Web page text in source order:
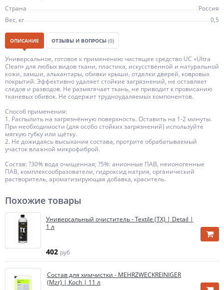
Страна
Россия
Вес, кг
0,5
ОПИСАНИЕ ОТЗЫВЫ И ВОПРОСЫ (0)
Универсальное, готовое к применению чистящее средство UC «Ultra
Clean» для любых видов ткани, пластика, искусственной и натуральной
кожи, замши, алькантары, обивки крыши, отделки дверей, ковровых
покрытий. Эффективно удаляет стойкие загрязнений, не оставляет
следов и разводов. Не размягячает ткань, не приводит к провисанию
тканевых обивок. Не содержит трудноудаляемых компонентов.
Способ применения:
1. Распылить на загрязнённую поверхность. Оставить на 1-2 минуты.
При необходимости (для особо стойких загрязнений) используйте
мягкую губку или щётку.
2. Не дожидаясь высыхания состава, протрите обрабатываемый
участок влажной микрофиброй.
Состав: ?30% вода очищенная; ?5%: анионные ПАВ, неионогенные
ПАВ, комплексообразователи, гидроксид натрия, органический
растворитель, ароматизирующая добавка, краситель.
Похожие товары
Универсальный очиститель - Textile (TX) | Detail |
1 л
402 руб
Состав для химчистки - MEHRZWECKREINIGER
(Mzr) | Koch | 11 л